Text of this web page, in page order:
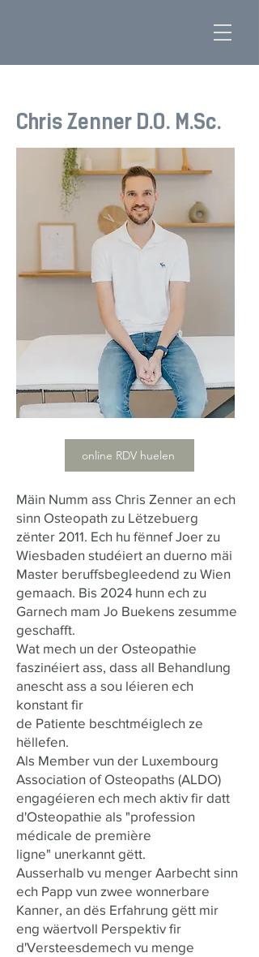
Chris Zenner D.O. M.Sc.
online RDV huelen
Mäin Numm ass Chris Zenner an ech
sinn Osteopath zu Lëtzebuerg
zënter 2011. Ech hu fënnef Joer zu
Wiesbaden studéiert an duerno mäi
Master beruffsbegleedend zu Wien
gemaach. Bis 2024 hunn ech zu
Garnech mam Jo Buekens zesumme
geschafft.
Wat mech un der Osteopathie
faszinéiert ass, dass all Behandlung
anescht ass a sou léieren ech
konstant fir
de Patiente beschtméiglech ze
hëllefen.
Als Member vun der Luxembourg
Association of Osteopaths (ALDO)
engagéieren ech mech aktiv fir datt
d'Osteopathie als "profession
médicale de première
ligne" unerkannt gëtt.
Ausserhalb vu menger Aarbecht sinn
ech Papp vun zwee wonnerbare
Kanner, an dës Erfahrung gëtt mir
eng wäertvoll Perspektiv fir
d'Versteesdemech vu menge